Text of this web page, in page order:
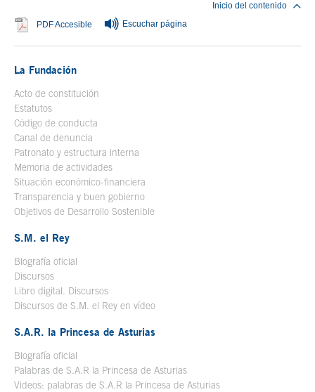
PDF Accesible Se abre en ventana nueva
Escuchar página
Inicio del contenido
La Fundación
Acto de constitución
Estatutos
Código de conducta
Canal de denuncia
Patronato y estructura interna
Memoria de actividades
Situación económico-financiera
Transparencia y buen gobierno
Objetivos de Desarrollo Sostenible
S.M. el Rey
Biografía oficial
Discursos
Libro digital. Discursos
Discursos de S.M. el Rey en vídeo
S.A.R. la Princesa de Asturias
Biografía oficial
Palabras de S.A.R la Princesa de Asturias
Videos: palabras de S.A.R la Princesa de Asturias